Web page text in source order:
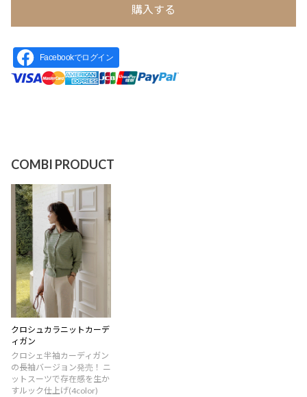
購入する
Facebookでログイン
COMBI PRODUCT
クロシュカラニットカーデ
ィガン
クロシェ半袖カーディガン
の長袖バージョン発売！ ニ
ットスーツで存在感を生か
すルック仕上げ(4color)